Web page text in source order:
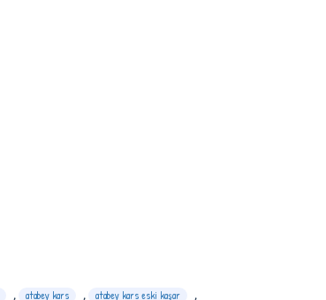
, atabey kars , atabey kars eski kaşar
,